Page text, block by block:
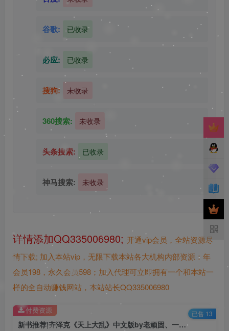
谷歌: 已收录
必应: 已收录
搜狗: 未收录
360搜索: 未收录
头条搜索: 已收录
神马搜索: 未收录
详情添加QQ335006980; 开通vip会员，全站资源尽
情下载; 加入本站vip，无限下载本站各大机构内部资源：年
会员198，永久会员598；加入代理可立即拥有一个和本站一
样的全自动赚钱网站，本站站长QQ335006980
新书推荐|齐泽克《天上大乱》中文版by老顽固、一五七号冰库（翻译）
付费资源 已售 13